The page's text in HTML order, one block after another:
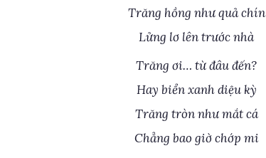
Trăng hồng như quả chín
Lửng lơ lên trước nhà
Trăng ơi… từ đâu đến?
Hay biển xanh diệu kỳ
Trăng tròn như mắt cá
Chẳng bao giờ chớp mi